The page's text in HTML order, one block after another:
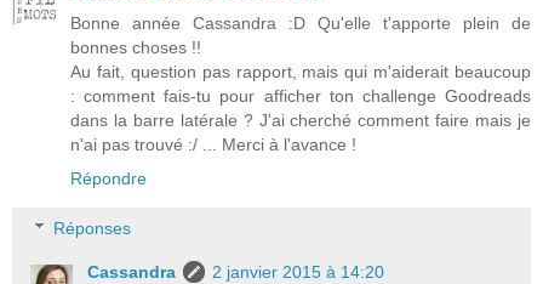
Bonne année Cassandra :D Qu'elle t'apporte plein de
bonnes choses !!
Au fait, question pas rapport, mais qui m'aiderait beaucoup
: comment fais-tu pour afficher ton challenge Goodreads
dans la barre latérale ? J'ai cherché comment faire mais je
n'ai pas trouvé :/ ... Merci à l'avance !
Répondre
Réponses
Cassandra
2 janvier 2015 à 14:20